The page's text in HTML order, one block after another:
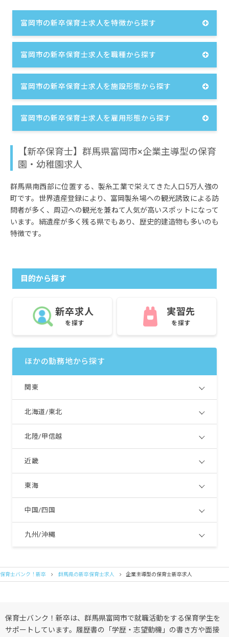
富岡市の新卒保育士求人を特徴から探す
富岡市の新卒保育士求人を職種から探す
富岡市の新卒保育士求人を施設形態から探す
富岡市の新卒保育士求人を雇用形態から探す
【新卒保育士】群馬県富岡市×企業主導型の保育
園・幼稚園求人
群馬県南西部に位置する、製糸工業で栄えてきた人口5万人強の
町です。世界遺産登録により、富岡製糸場への観光誘致による訪
問者が多く、周辺への観光を兼ねて人気が高いスポットになって
います。絹遺産が多く残る県でもあり、歴史的建造物も多いのも
特徴です。
目的から探す
新卒求人
を探す
実習先
を探す
ほかの勤務地から探す
関東
北海道/東北
北陸/甲信越
近畿
東海
中国/四国
九州/沖縄
保育士バンク！新卒 群馬県の新卒保育士求人 企業主導型の保育士新卒求人
保育士バンク！新卒は、群馬県富岡市で就職活動をする保育学生を
サポートしています。履歴書の「学歴・志望動機」の書き方や面接